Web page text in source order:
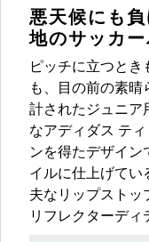
悪天候にも
地のサッカー
ピッチに立つとき
も、目の前の素晴
計されたジュニア
なアディダス テ
ンを得たデザイン
イルに仕上げてい
夫なリップストッ
リフレクターディ